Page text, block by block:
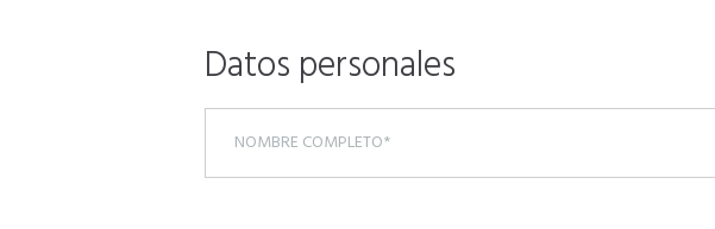
Datos personales